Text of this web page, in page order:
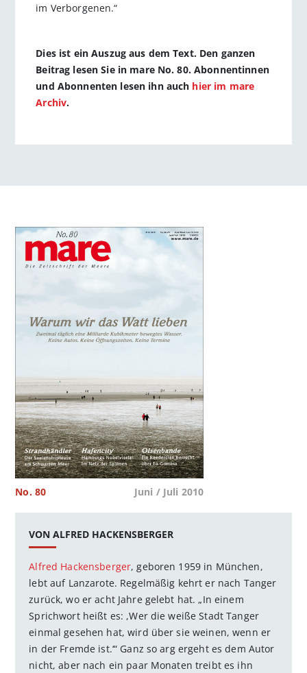
im Verborgenen.“
Dies ist ein Auszug aus dem Text. Den ganzen
Beitrag lesen Sie in mare No. 80. Abonnentinnen
und Abonnenten lesen ihn auch hier im mare
Archiv.
No. 80 Juni / Juli 2010
VON ALFRED HACKENSBERGER
Alfred Hackensberger, geboren 1959 in München,
lebt auf Lanzarote. Regelmäßig kehrt er nach Tanger
zurück, wo er acht Jahre gelebt hat. „In einem
Sprichwort heißt es: ,Wer die weiße Stadt Tanger
einmal gesehen hat, wird über sie weinen, wenn er
in der Fremde ist.‘“ Ganz so arg ergeht es dem Autor
nicht, aber nach ein paar Monaten treibt es ihn